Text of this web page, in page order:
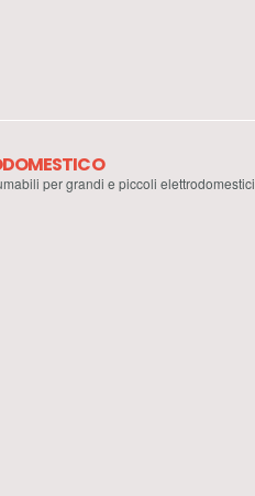
per grandi e piccoli elettrodomestici